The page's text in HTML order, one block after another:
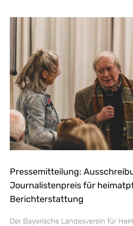
Pressemitteilung:
Journalistenpreis für
Berichterstattung
Der Bayerische Landesverein für